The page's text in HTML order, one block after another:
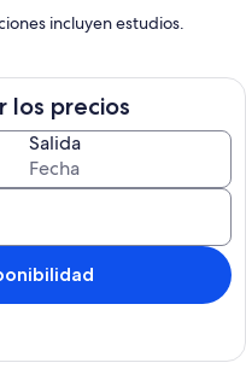
incluyen estudios.
los precios
Salida